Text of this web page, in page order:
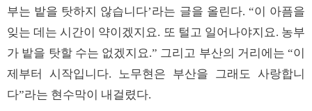
부는 밭을 탓하지 않습니다’라는 글을 올린다. “이 아픔을
잊는 데는 시간이 약이겠지요. 또 털고 일어나야지요. 농부
가 밭을 탓할 수는 없겠지요.” 그리고 부산의 거리에는 “이
제부터 시작입니다. 노무현은 부산을 그래도 사랑합니
다”라는 현수막이 내걸렸다.